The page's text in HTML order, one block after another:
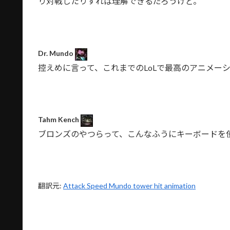
Dr. Mundo
控えめに言って、これまでのLoLで最高のアニメーシ
Tahm Kench
ブロンズのやつらって、こんなふうにキーボードを
翻訳元: Attack Speed Mundo tower hit animation